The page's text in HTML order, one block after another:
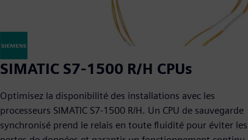
SIMATIC S7-1500 R/H CPUs
Optimisez la disponibilité des installations avec les
processeurs SIMATIC S7-1500 R/H. Un CPU de sauvegarde
synchronisé prend le relais en toute fluidité pour éviter les